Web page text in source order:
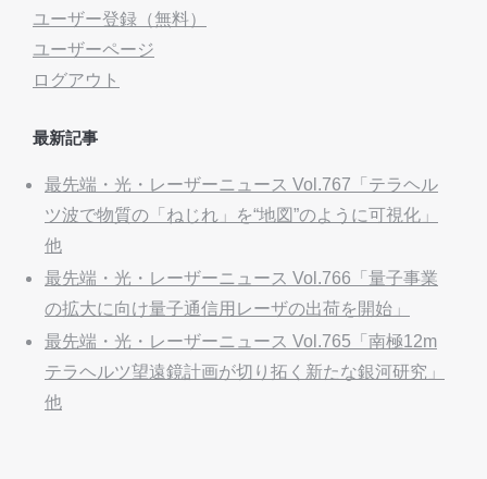
ユーザー登録（無料）
ユーザーページ
ログアウト
最新記事
最先端・光・レーザーニュース Vol.767「テラヘル
ツ波で物質の「ねじれ」を“地図”のように可視化」
他
最先端・光・レーザーニュース Vol.766「量子事業
の拡大に向け量子通信用レーザの出荷を開始」
最先端・光・レーザーニュース Vol.765「南極12m
テラヘルツ望遠鏡計画が切り拓く新たな銀河研究」
他